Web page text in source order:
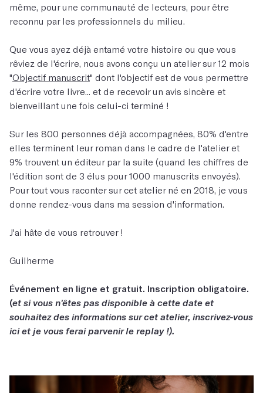
même, pour une communauté de lecteurs, pour être
reconnu par les professionnels du milieu.
Que vous ayez déjà entamé votre histoire ou que vous
rêviez de l'écrire, nous avons conçu un atelier sur 12 mois
"Objectif manuscrit" dont l'objectif est de vous permettre
d'écrire votre livre... et de recevoir un avis sincère et
bienveillant une fois celui-ci terminé !
Sur les 800 personnes déjà accompagnées, 80% d'entre
elles terminent leur roman dans le cadre de l'atelier et
9% trouvent un éditeur par la suite (quand les chiffres de
l'édition sont de 3 élus pour 1000 manuscrits envoyés).
Pour tout vous raconter sur cet atelier né en 2018, je vous
donne rendez-vous dans ma session d'information.
J'ai hâte de vous retrouver !
Guilherme
Événement en ligne et gratuit. Inscription obligatoire.
(et si vous n'êtes pas disponible à cette date et
souhaitez des informations sur cet atelier, inscrivez-vous
ici et je vous ferai parvenir le replay !).